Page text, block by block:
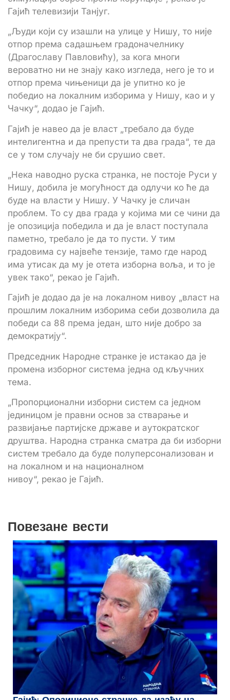
Гајић телевизији Танјуг.
„Људи који су изашли на улице у Нишу, то није
отпор према садашњем градоначелнику
(Драгославу Павловићу), за кога многи
вероватно ни не знају како изгледа, него је то и
отпор према чињеници да је упитно ко је
победио на локалним изборима у Нишу, као и у
Чачку“, додао је Гајић.
Гајић је навео да је власт „требало да буде
интелигентна и да препусти та два града“, те да
се у том случају не би срушио свет.
„Нека наводно руска странка, не постоје Руси у
Нишу, добила је могућност да одлучи ко ће да
буде на власти у Нишу. У Чачку је сличан
проблем. То су два града у којима ми се чини да
је опозиција победила и да је власт поступала
паметно, требало је да то пусти. У тим
градовима су највеће тензије, тамо где народ
има утисак да му је отета изборна воља, и то је
увек тако“, рекао је Гајић.
Гајић је додао да је на локалном нивоу „власт на
прошлим локалним изборима себи дозволила да
победи са 88 према један, што није добро за
демократију“.
Председник Народне странке је истакао да је
промена изборног система једна од кључних
тема.
„Пропорционални изборни систем са једном
јединицом је правни основ за стварање и
развијање партијске државе и аутократског
друштва. Народна странка сматра да би изборни
систем требало да буде полуперсонализован и
на локалном и на националном
нивоу“, рекао је Гајић.
Повезане вести